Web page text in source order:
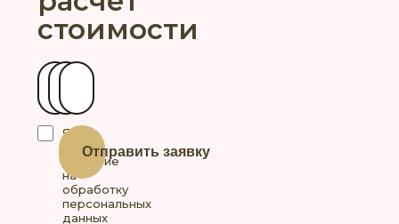
стоимости
Ваше имя
Контактный телефон
Ваш город
Я
даю
согласие
на
обработку
персональных
данных
Отправить заявку